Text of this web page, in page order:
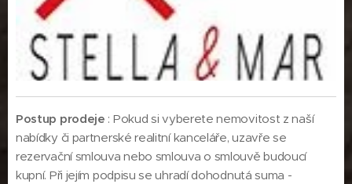
Postup prodeje : Pokud si vyberete nemovitost z naší
nabídky či partnerské realitní kanceláře, uzavře se
rezervační smlouva nebo smlouva o smlouvě budoucí
kupní. Při jejím podpisu se uhradí dohodnutá suma -